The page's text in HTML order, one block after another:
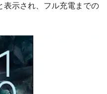
表示され、フル充電までの